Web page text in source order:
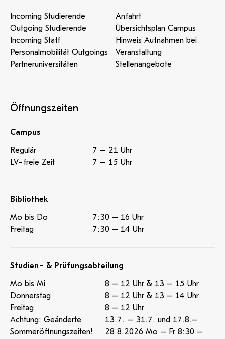
Incoming Studierende
Outgoing Studierende
Incoming Staff
Personalmobilität Outgoings
Partneruniversitäten
Anfahrt
Übersichtsplan Campus
Hinweis Aufnahmen bei
Veranstaltung
Stellenangebote
Öffnungszeiten
Campus
Regulär
7 – 21 Uhr
LV-freie Zeit
7 – 15 Uhr
Bibliothek
Mo bis Do
7:30 – 16 Uhr
Freitag
7:30 – 14 Uhr
Studien- & Prüfungsabteilung
Mo bis Mi
8 – 12 Uhr & 13 – 15 Uhr
Donnerstag
8 – 12 Uhr & 13 – 14 Uhr
Freitag
8 – 12 Uhr
Achtung: Geänderte
Sommeröffnungszeiten!
13.7. – 31.7. und 17.8.–
28.8.2026 Mo – Fr 8:30 –